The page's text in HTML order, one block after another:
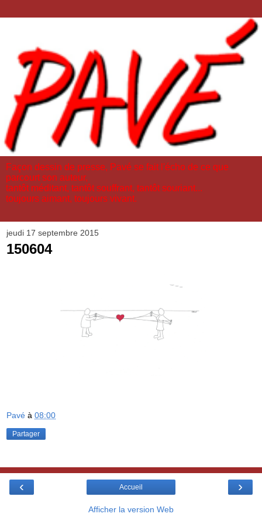
Façon dessin de presse, Pavé se fait l'écho de ce que
parcourt son auteur,
tantôt méditant, tantôt souffrant, tantôt souriant...
toujours aimant, toujours vivant.
jeudi 17 septembre 2015
150604
Pavé à 08:00
Partager
‹ ›
Accueil
Afficher la version Web